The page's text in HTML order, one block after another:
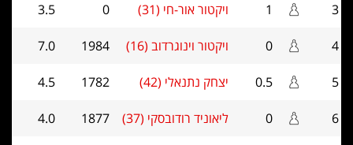
3
1 ויקטור אור-חי (31) 0
3.5
4
0 ויקטור וינוגרדוב (16) 1984
7.0
5
0.5 יצחק נתנאלי (42) 1782
4.5
6
0 ליאוניד רודובסקי (37) 1877
4.0